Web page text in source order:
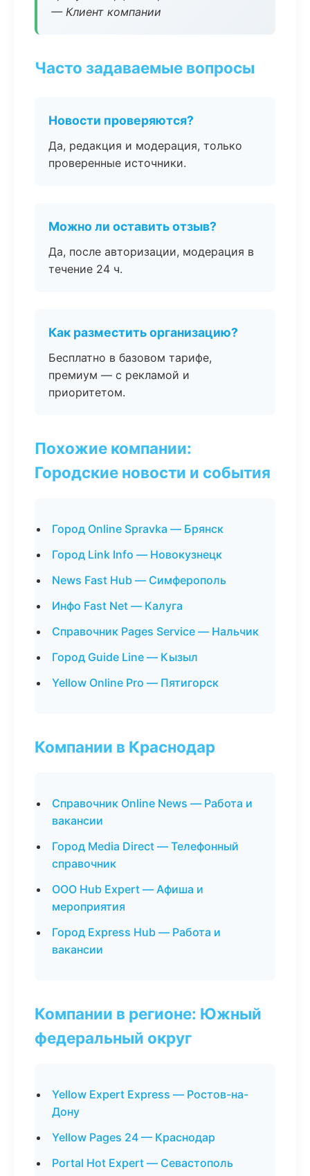
— Клиент компании
Часто задаваемые вопросы
Новости проверяются?
Да, редакция и модерация, только
проверенные источники.
Можно ли оставить отзыв?
Да, после авторизации, модерация в
течение 24 ч.
Как разместить организацию?
Бесплатно в базовом тарифе,
премиум — с рекламой и
приоритетом.
Похожие компании:
Городские новости и события
Город Online Spravka — Брянск
Город Link Info — Новокузнецк
News Fast Hub — Симферополь
Инфо Fast Net — Калуга
Справочник Pages Service — Нальчик
Город Guide Line — Кызыл
Yellow Online Pro — Пятигорск
Компании в Краснодар
Справочник Online News — Работа и
вакансии
Город Media Direct — Телефонный
справочник
ООО Hub Expert — Афиша и
мероприятия
Город Express Hub — Работа и
вакансии
Компании в регионе: Южный
федеральный округ
Yellow Expert Express — Ростов-на-
Дону
Yellow Pages 24 — Краснодар
Portal Hot Expert — Севастополь